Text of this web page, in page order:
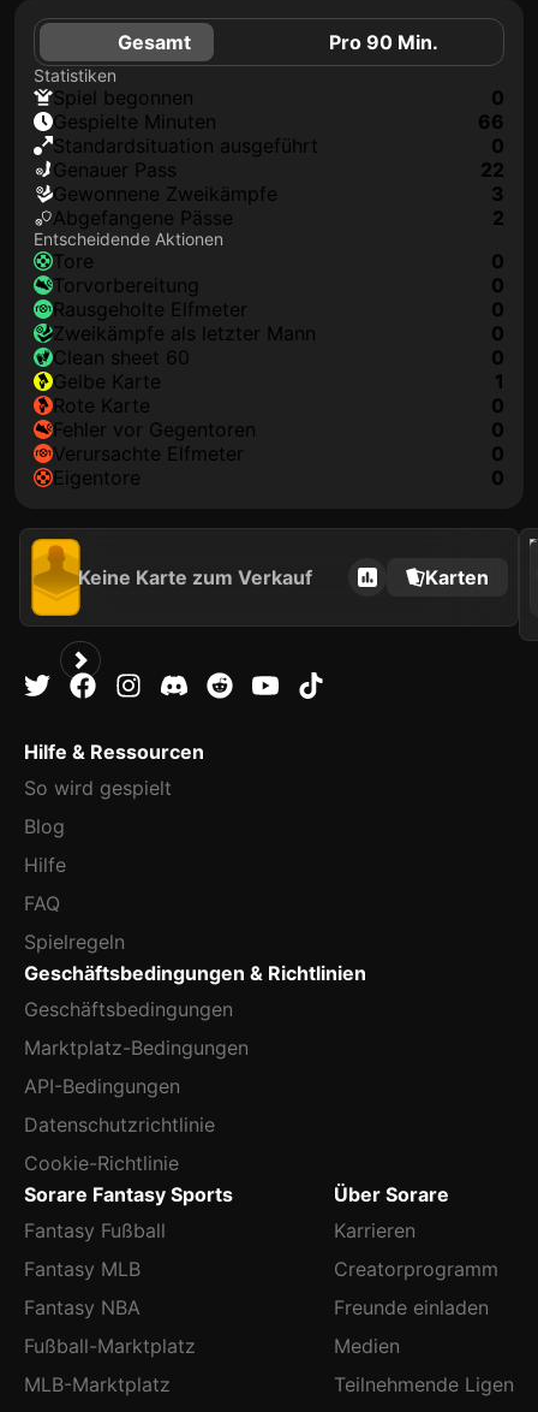
Gesamt Pro 90 Min.
Statistiken
Spiel begonnen
0
Gespielte Minuten
66
Standardsituation ausgeführt
0
genauer Pass
22
Gewonnene Zweikämpfe
3
Abgefangene Pässe
2
Entscheidende Aktionen
Tore
0
Torvorbereitung
0
rausgeholte Elfmeter
0
Zweikämpfe als letzter Mann
0
clean sheet 60
0
gelbe Karte
1
rote Karte
0
Fehler vor Gegentoren
0
Verursachte Elfmeter
0
Eigentore
0
Keine Karte zum Verkauf Karten
2022
Hilfe & Ressourcen
So wird gespielt
Blog
Hilfe
FAQ
Spielregeln
Geschäftsbedingungen & Richtlinien
Geschäftsbedingungen
Marktplatz-Bedingungen
API-Bedingungen
Datenschutzrichtlinie
Cookie-Richtlinie
Sorare Fantasy Sports
Fantasy Fußball
Fantasy MLB
Fantasy NBA
Fußball-Marktplatz
MLB-Marktplatz
Über Sorare
Karrieren
Creatorprogramm
Freunde einladen
Medien
Teilnehmende Ligen